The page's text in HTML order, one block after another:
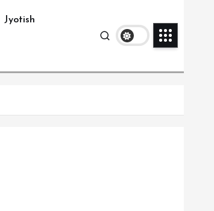
Jyotish